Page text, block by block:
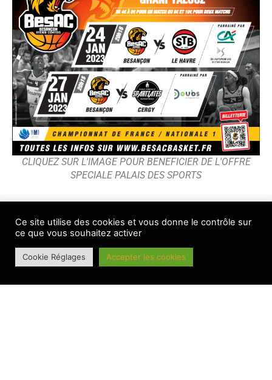
CLIQUEZ SUR L'IMAGE POUR BENEFICIER DE L'OFFRE
SPECIALE PALAIS DES SPORTS
Ce site utilise des cookies et vous donne le contrôle sur
ce que vous souhaitez activer
Cookie Réglages Accepter les cookies